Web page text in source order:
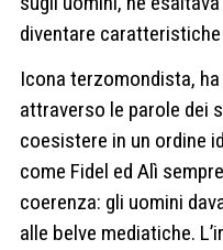
diventare
Icona terzomondista,
attraverso le parole dei
coesistere in un ordine
come Fidel ed Alì
coerenza: gli uomini
alle belve mediatiche.